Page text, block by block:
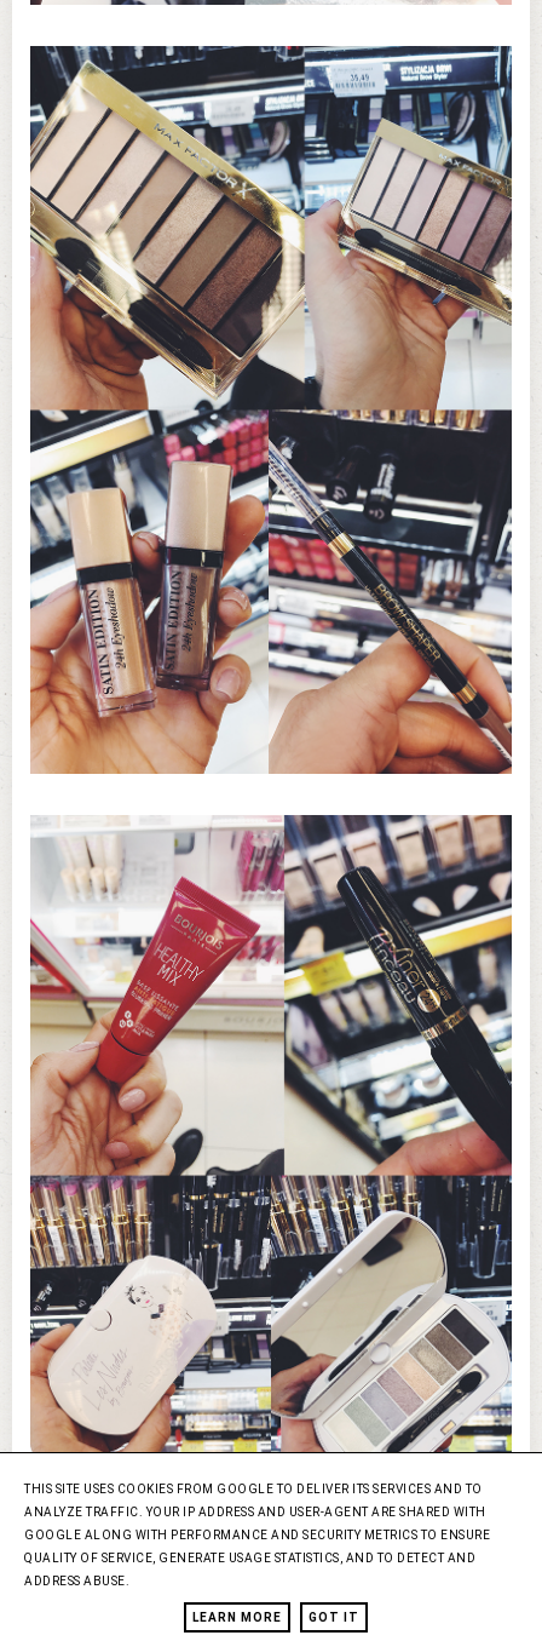
THIS SITE USES COOKIES FROM GOOGLE TO DELIVER ITS SERVICES AND TO
ANALYZE TRAFFIC. YOUR IP ADDRESS AND USER-AGENT ARE SHARED WITH
GOOGLE ALONG WITH PERFORMANCE AND SECURITY METRICS TO ENSURE
QUALITY OF SERVICE, GENERATE USAGE STATISTICS, AND TO DETECT AND
ADDRESS ABUSE.
LEARN MORE GOT IT